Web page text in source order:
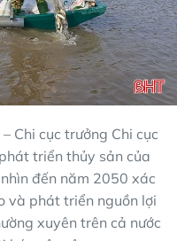
Chi cục trưởng Chi cục
triển thủy sản của
đến năm 2050 xác
và phát triển nguồn lợi
xuyên trên cả nước